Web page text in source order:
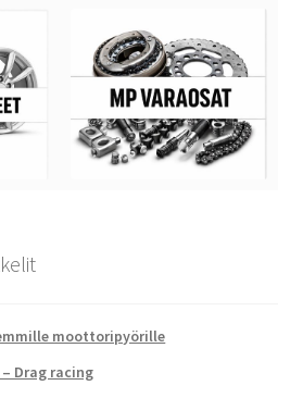
moottoripyörille
Drag racing